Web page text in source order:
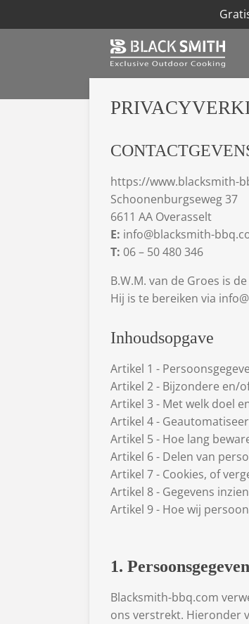
direct
https://www.blacksmith-
Schoonenburgseweg 37
6611 AA Overasselt
E: info@blacksmith-
T: 06 – 50 480 346
B.W.M. van de Groes is
Hij is te bereiken via
Inhoudsopgave
Artikel 1 -
Artikel 2 - Bijzondere en/
Artikel 3 - Met welk doel
Artikel 4 -
Artikel 5 - Hoe lang
Artikel 6 - Delen van
Artikel 7 - Cookies, of
Artikel 8 - Gegevens
Artikel 9 - Hoe wij
1.
Blacksmith-bbq.com
ons verstrekt. Hieronder